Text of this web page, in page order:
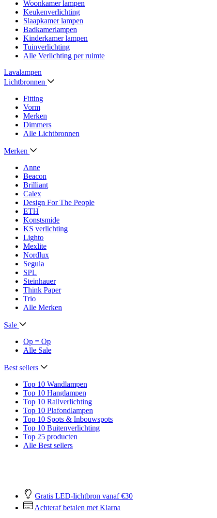
Woonkamer lampen
Keukenverlichting
Slaapkamer lampen
Badkamerlampen
Kinderkamer lampen
Tuinverlichting
Alle Verlichting per ruimte
Lavalampen
Lichtbronnen
Fitting
Vorm
Merken
Dimmers
Alle Lichtbronnen
Merken
Anne
Beacon
Brilliant
Calex
Design For The People
ETH
Konstsmide
KS verlichting
Lighto
Mexlite
Nordlux
Segula
SPL
Steinhauer
Think Paper
Trio
Alle Merken
Sale
Op = Op
Alle Sale
Best sellers
Top 10 Wandlampen
Top 10 Hanglampen
Top 10 Railverlichting
Top 10 Plafondlampen
Top 10 Spots & Inbouwspots
Top 10 Buitenverlichting
Top 25 producten
Alle Best sellers
Gratis LED-lichtbron vanaf €30
Achteraf betalen met Klarna